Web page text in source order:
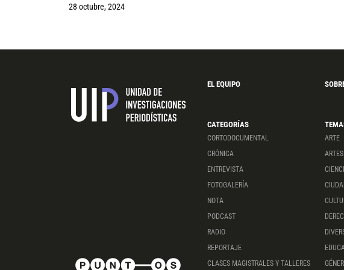
28 octubre, 2024
EL EQUIPO
CATEGORÍAS
CORTODOCUMENTAL
CRÓNICA
ENTREVISTA
FOTOGALERÍA
NOTA
PODCAST
RADIO
REPORTAJE
CLASES MAGISTRALES Y TALLERES
ARTE